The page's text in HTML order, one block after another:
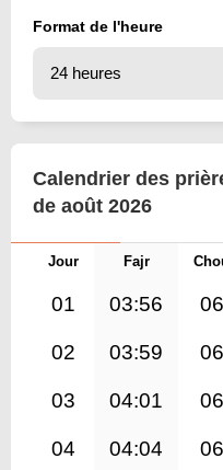
Format de l'heure
Calendrier des
de août 2026
Jour Fajr
01 03:56
02 03:59
03 04:01
04 04:04